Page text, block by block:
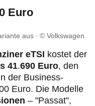
Euro
aus © Volkswagen
eTSI kostet der
41.690 Euro, den
der Business-
Euro. Die Modelle
– "Passat",